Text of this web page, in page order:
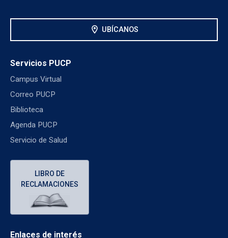
location_on UBÍCANOS
Servicios PUCP
Campus Virtual
Correo PUCP
Biblioteca
Agenda PUCP
Servicio de Salud
LIBRO DE
RECLAMACIONES
Enlaces de interés